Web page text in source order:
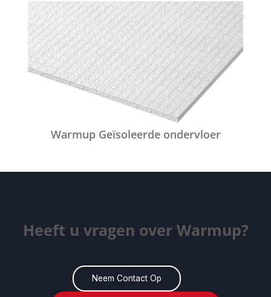
Warmup Geïsoleerde ondervloer
Heeft u vragen over Warmup?
Neem Contact Op